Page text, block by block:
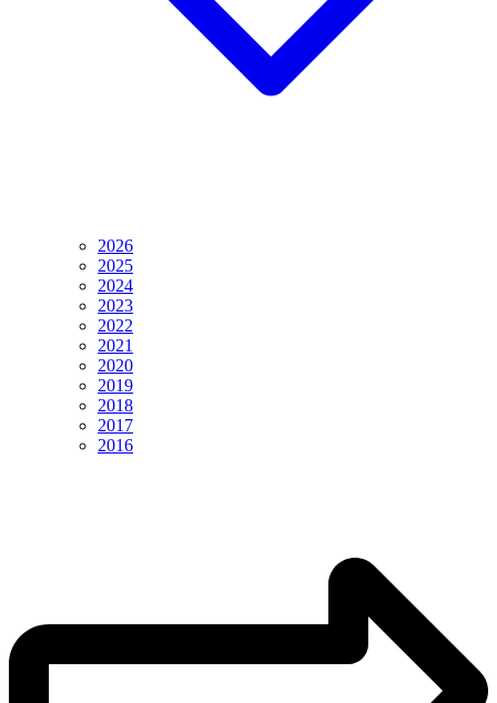
2026
2025
2024
2023
2022
2021
2020
2019
2018
2017
2016